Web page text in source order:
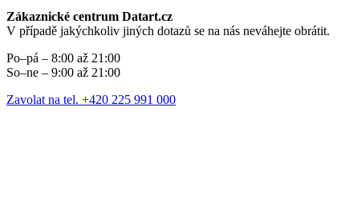
Zákaznické centrum Datart.cz
V případě jakýchkoliv jiných dotazů se na nás neváhejte obrátit.
Po–pá – 8:00 až 21:00
So–ne – 9:00 až 21:00
Zavolat na tel. +420 225 991 000